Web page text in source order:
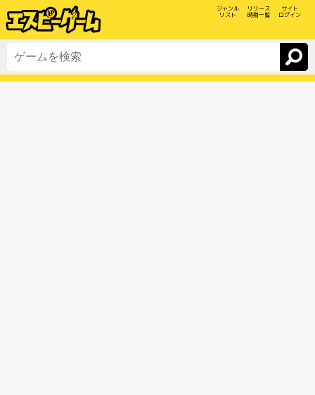
ジャンル
リスト
リリース
時期一覧
サイト
ログイン